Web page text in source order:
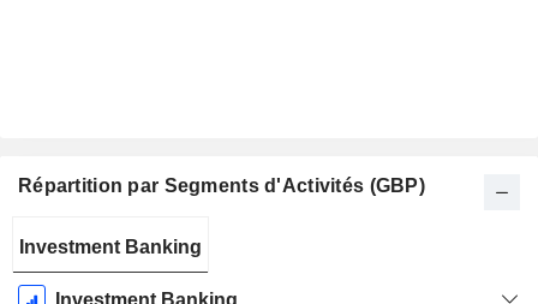
Répartition par Segments d'Activités (GBP)
Fiscale:
Mars
Investment Banking